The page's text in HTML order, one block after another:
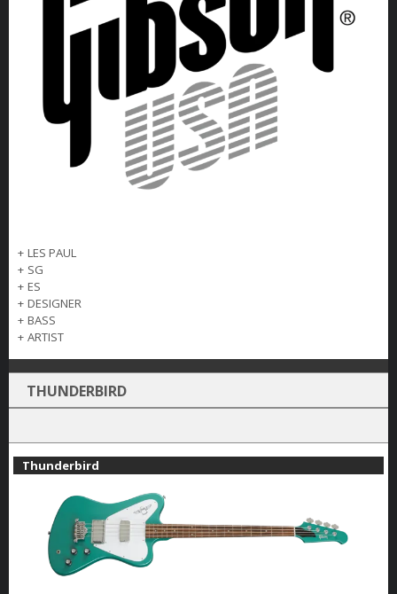
OSS
KONTAKT
+ LES PAUL
+ SG
+ ES
+ DESIGNER
+ BASS
+ ARTIST
THUNDERBIRD
Thunderbird